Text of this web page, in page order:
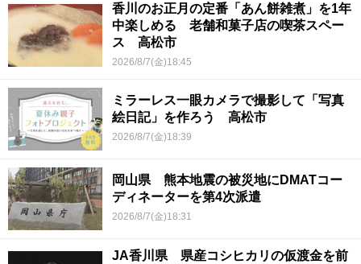
香川のお正月の定番「あん餅雑煮」を1年
中楽しめる 老舗和菓子店の喫茶スペー
ス 高松市
2026/8/7(金)18:45
ミラーレス一眼カメラで撮影して「写真
絵日記」を作ろう 高松市
2026/8/7(金)18:39
岡山県 熊本地震の被災地にDMATコー
ディネーターを第4次派遣
2026/8/7(金)18:31
JA香川県 県産コシヒカリの仮渡金を前